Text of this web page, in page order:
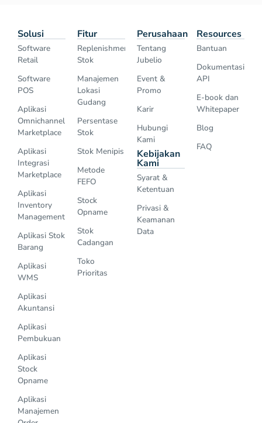
Solusi
Software
Retail
Software
POS
Aplikasi
Omnichannel
Marketplace
Aplikasi
Integrasi
Marketplace
Aplikasi
Inventory
Management
Aplikasi Stok
Barang
Aplikasi
WMS
Aplikasi
Akuntansi
Aplikasi
Pembukuan
Aplikasi
Stock
Opname
Aplikasi
Manajemen
Fitur
Replenishment
Stok
Manajemen
Lokasi
Gudang
Persentase
Stok
Stok Menipis
Metode
FEFO
Stock
Opname
Stok
Cadangan
Toko
Prioritas
Perusahaan
Tentang
Jubelio
Event &
Promo
Karir
Hubungi
Kami
Kebijakan
Kami
Syarat &
Ketentuan
Privasi &
Keamanan
Data
Resources
Bantuan
Dokumentasi
API
E-book dan
Whitepaper
Blog
FAQ